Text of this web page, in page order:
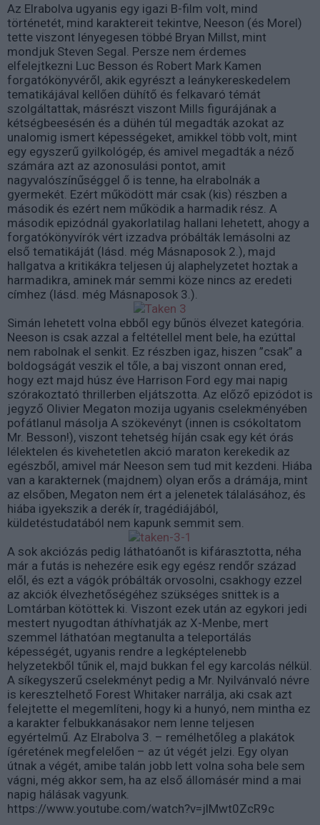
Az Elrabolva ugyanis egy igazi B-film volt, mind
történetét, mind karaktereit tekintve, Neeson (és Morel)
tette viszont lényegesen többé Bryan Millst, mint
mondjuk Steven Segal. Persze nem érdemes
elfelejtkezni Luc Besson és Robert Mark Kamen
forgatókönyvéről, akik egyrészt a leánykereskedelem
tematikájával kellően dühítő és felkavaró témát
szolgáltattak, másrészt viszont Mills figurájának a
kétségbeesésén és a dühén túl megadták azokat az
unalomig ismert képességeket, amikkel több volt, mint
egy egyszerű gyilkológép, és amivel megadták a néző
számára azt az azonosulási pontot, amit
nagyvalószínűséggel ő is tenne, ha elrabolnák a
gyermekét. Ezért működött már csak (kis) részben a
második és ezért nem működik a harmadik rész. A
második epizódnál gyakorlatilag hallani lehetett, ahogy a
forgatókönyvírók vért izzadva próbálták lemásolni az
első tematikáját (lásd. még Másnaposok 2.), majd
hallgatva a kritikákra teljesen új alaphelyzetet hoztak a
harmadikra, aminek már semmi köze nincs az eredeti
címhez (lásd. még Másnaposok 3.).
Simán lehetett volna ebből egy bűnös élvezet kategória.
Neeson is csak azzal a feltétellel ment bele, ha ezúttal
nem rabolnak el senkit. Ez részben igaz, hiszen ”csak” a
boldogságát veszik el tőle, a baj viszont onnan ered,
hogy ezt majd húsz éve Harrison Ford egy mai napig
szórakoztató thrillerben eljátszotta. Az előző epizódot is
jegyző Olivier Megaton mozija ugyanis cselekményében
pofátlanul másolja A szökevényt (innen is csókoltatom
Mr. Besson!), viszont tehetség híján csak egy két órás
lélektelen és kivehetetlen akció maraton kerekedik az
egészből, amivel már Neeson sem tud mit kezdeni. Hiába
van a karakternek (majdnem) olyan erős a drámája, mint
az elsőben, Megaton nem ért a jelenetek tálalásához, és
hiába igyekszik a derék ír, tragédiájából,
küldetéstudatából nem kapunk semmit sem.
A sok akciózás pedig láthatóanőt is kifárasztotta, néha
már a futás is nehezére esik egy egész rendőr század
elől, és ezt a vágók próbálták orvosolni, csakhogy ezzel
az akciók élvezhetőségéhez szükséges snittek is a
Lomtárban kötöttek ki. Viszont ezek után az egykori jedi
mestert nyugodtan áthívhatják az X-Menbe, mert
szemmel láthatóan megtanulta a teleportálás
képességét, ugyanis rendre a legképtelenebb
helyzetekből tűnik el, majd bukkan fel egy karcolás nélkül.
A síkegyszerű cselekményt pedig a Mr. Nyilvánvaló névre
is keresztelhető Forest Whitaker narrálja, aki csak azt
felejtette el megemlíteni, hogy ki a hunyó, nem mintha ez
a karakter felbukkanásakor nem lenne teljesen
egyértelmű. Az Elrabolva 3. – remélhetőleg a plakátok
ígéretének megfelelően – az út végét jelzi. Egy olyan
útnak a végét, amibe talán jobb lett volna soha bele sem
vágni, még akkor sem, ha az első állomásér mind a mai
napig hálásak vagyunk.
https://www.youtube.com/watch?v=jlMwt0ZcR9c